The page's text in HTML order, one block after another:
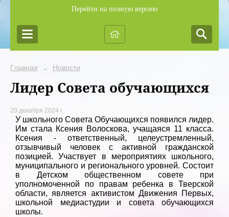
Перейти на полную версию
Главная → Новости
Лидер Совета обучающихся
20 декабря 2024 г.
У школьного Совета Обучающихся появился лидер.
Им стала Ксения Волоскова, учащаяся 11 класса.
Ксения - ответственный, целеустремленный,
отзывчивый человек с активной гражданской
позицией. Участвует в мероприятиях школьного,
муниципального и регионального уровней. Состоит
в Детском общественном совете при
уполномоченной по правам ребенка в Тверской
области, является активистом Движения Первых,
школьной медиастудии и совета обучающихся
школы.